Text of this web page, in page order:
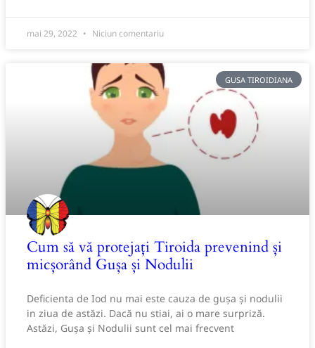
mai 29, 2022 Niciun comentariu
GUSA TIROIDIANA
Cum să vă protejați Tiroida prevenind și
micșorând Gușa și Nodulii
Deficienta de Iod nu mai este cauza de gușa și nodulii
in ziua de astăzi. Dacă nu stiai, ai o mare surpriză.
Astăzi, Gușa și Nodulii sunt cel mai frecvent